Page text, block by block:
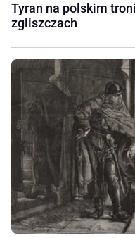
Tyran na polskim
zgliszczach